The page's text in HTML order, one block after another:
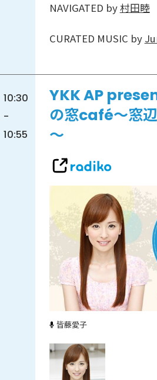
NAVIGATED by村田睦
CURATED MUSIC by
10:30
-
10:55
YKK AP
の窓café～窓
～
皆藤愛子